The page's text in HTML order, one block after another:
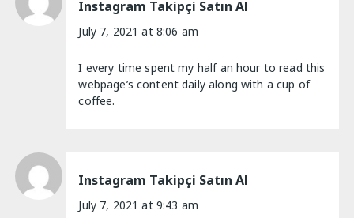
Instagram Takipçi Satın Al
July 7, 2021 at 8:06 am
I every time spent my half an hour to read this
webpage’s content daily along with a cup of
coffee.
Instagram Takipçi Satın Al
July 7, 2021 at 9:43 am